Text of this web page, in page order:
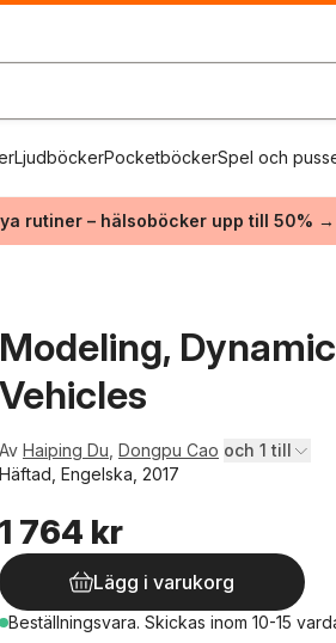
LjudböckerPocketböckerSpel och
rutiner – hälsoböcker upp till 50% →
Modeling,
Vehicles
Av Haiping Du Dongpu Cao och 1 till
Häftad, Engelska, 2017
1 764 kr
Lägg i varukorg
Beställningsvara. Skickas inom 10-15